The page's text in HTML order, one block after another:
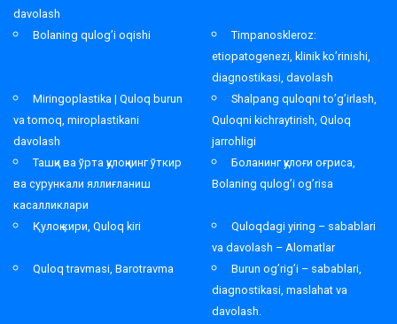
davolash
Bolaning qulog’i oqishi
Timpanoskleroz:
etiopatogenezi, klinik ko’rinishi,
diagnostikasi, davolash
Miringoplastika | Quloq burun
va tomoq, miroplastikani
davolash
Shalpang quloqni to’g’irlash,
Quloqni kichraytirish, Quloq
jarrohligi
Ташқи ва ўрта қулоқнинг ўткир
ва сурункали яллиғланиш
касалликлари
Боланинг қулоғи оғриса,
Bolaning qulog’i og’risa
Қулоқ кири, Quloq kiri
Quloqdagi yiring – sabablari
va davolash – Alomatlar
Quloq travmasi, Barotravma
Burun og’rig’i – sabablari,
diagnostikasi, maslahat va
davolash.